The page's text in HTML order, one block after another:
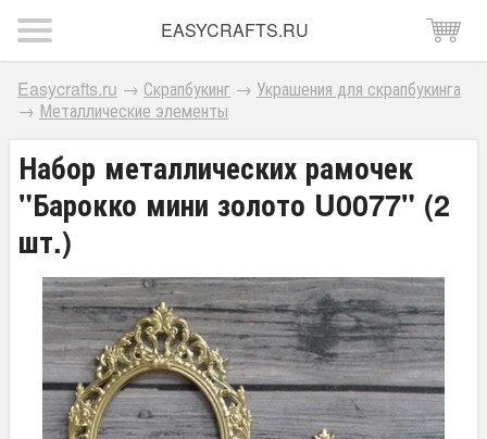
EASYCRAFTS.RU
Easycrafts.ru → Скрапбукинг → Украшения для скрапбукинга
→ Металлические элементы
Набор металлических рамочек
"Барокко мини золото U0077" (2
шт.)